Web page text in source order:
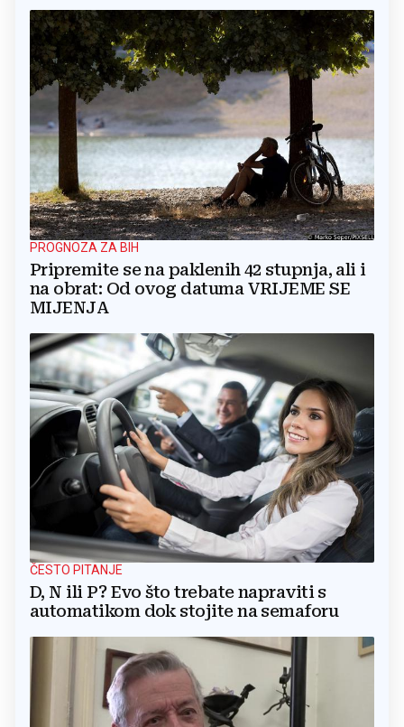
PROGNOZA ZA BIH
Pripremite se na paklenih 42 stupnja, ali i
na obrat: Od ovog datuma VRIJEME SE
MIJENJA
ČESTO PITANJE
D, N ili P? Evo što trebate napraviti s
automatikom dok stojite na semaforu